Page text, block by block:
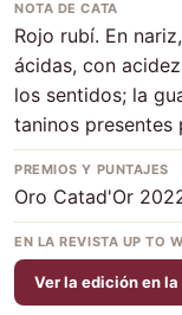
NOTA DE CATA
Rojo rubí. En
ácidas, con
los sentidos; la
taninos presentes
PREMIOS Y PUNTAJES
Oro Catad'Or
EN LA REVISTA UP TO
Ver la edición en